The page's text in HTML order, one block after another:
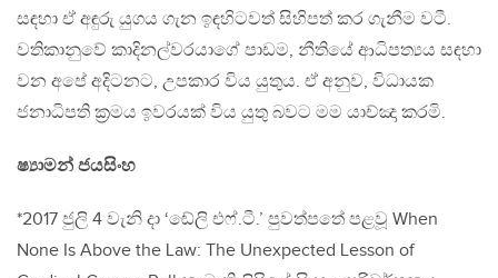
සඳහා ඒ අඳුරු යුගය ගැන ඉඳහිටවත් සිහිපත් කර ගැනීම වටී.
වතිකානුවේ කාදිනල්වරයාගේ පාඩම, නීතියේ ආධිපත්‍යය සඳහා
වන අපේ අදිටනට, උපකාර විය යුතුය. ඒ අනුව, විධායක
ජනාධිපති ක‍්‍රමය ඉවරයක් විය යුතු බවට මම යාච්ඤා කරමි.
ෂ්‍යාමන් ජයසිංහ
*2017 ජුලි 4 වැනි දා ‘ඬේලි එෆ්.ටී.’ පුවත්පතේ පළවූ When
None Is Above the Law: The Unexpected Lesson of